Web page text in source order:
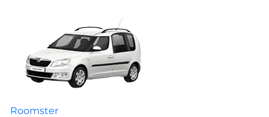
Roomster